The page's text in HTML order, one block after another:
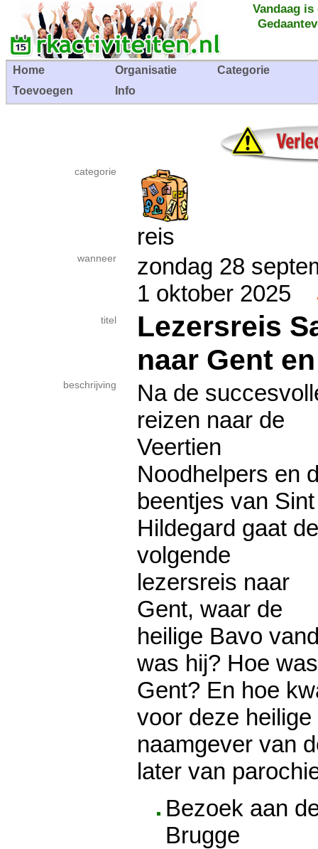
Vandaag
Home Organisatie
Categorie
Toevoegen
Info
categorie
reis
wanneer
zondag 28
1 oktober 2025
titel
Lezersreis
naar Gent
beschrijving
Na de
reizen naar de
Veertien
Noodhelpers en
beentjes van Sint
Hildegard gaat de
volgende
lezersreis naar
Gent, waar de
heilige Bavo
was hij? Hoe
Gent? En hoe
voor deze
naamgever van
later van
Bezoek aan
Brugge